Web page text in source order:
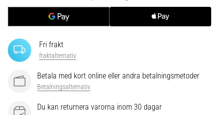
Kolhydratladdning:
Hur
det
löpprestandan?
sägs
kolhydratuppladdning
Fri frakt
fraktalternativ
Betala med kort online eller andra betalningsmetoder
Betalningsalternativ
Du kan returnera varorna inom 30 dagar